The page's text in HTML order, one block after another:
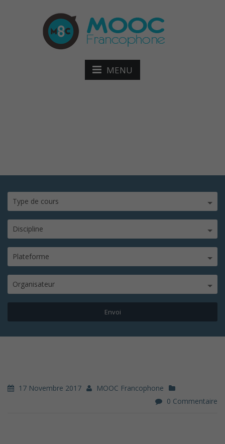
MENU
Type de cours
Discipline
Plateforme
Organisateur
17 Novembre 2017
MOOC Francophone
0 Commentaire